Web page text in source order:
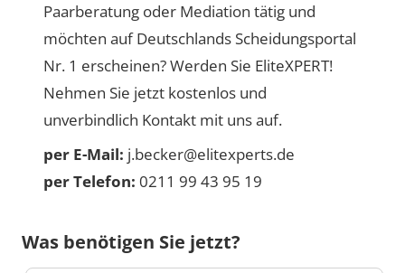
Paarberatung oder Mediation tätig und
möchten auf Deutschlands Scheidungsportal
Nr. 1 erscheinen? Werden Sie EliteXPERT!
Nehmen Sie jetzt kostenlos und
unverbindlich Kontakt mit uns auf.
per E-Mail: j.becker@elitexperts.de
per Telefon: 0211 99 43 95 19
Was benötigen Sie jetzt?